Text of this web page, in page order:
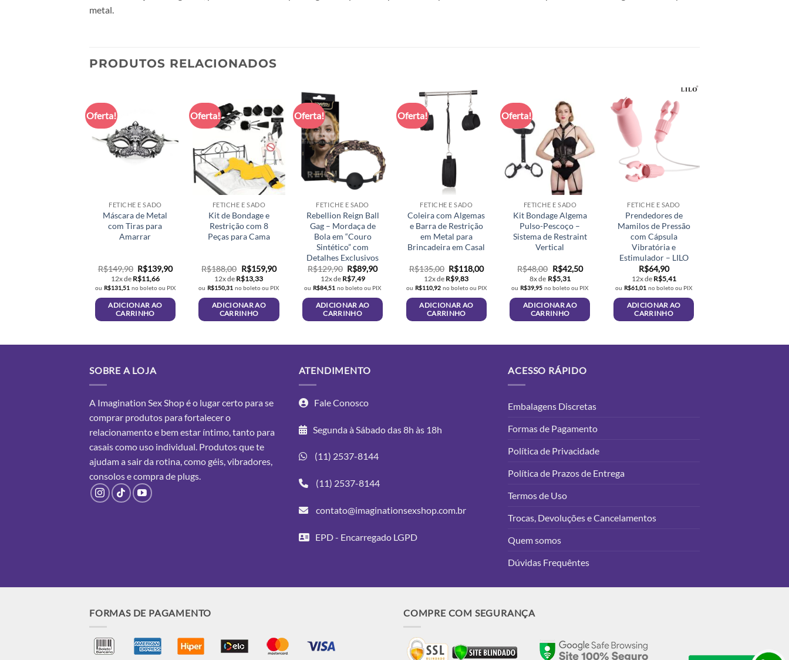
metal.
PRODUTOS RELACIONADOS
Oferta!
FETICHE E SADO
Máscara de Metal
com Tiras para
Amarrar
R$149,90 O
preço
original
era:
R$149,90.
R$139,90O
atual
é:
R$139,90.
12x de R$11,66
ou R$131,51 no boleto ou PIX
ADICIONAR AO
CARRINHO
Oferta!
FETICHE E SADO
Kit de Bondage e
Restrição com 8
Peças para Cama
R$188,00 O
preço
original
era:
R$188,00.
R$159,90O
atual
é:
R$159,90.
12x de R$13,33
ou R$150,31 no boleto ou PIX
ADICIONAR AO
CARRINHO
Oferta!
FETICHE E SADO
Rebellion Reign Ball
Gag – Mordaça de
Bola em “Couro
Sintético” com
Detalhes Exclusivos
R$129,90 O
preço
original
era:
R$129,90.
R$89,90O
atual
é:
R$89,90.
12x de R$7,49
ou R$84,51 no boleto ou PIX
ADICIONAR AO
CARRINHO
Oferta!
FETICHE E SADO
Coleira com Algemas
e Barra de Restrição
em Metal para
Brincadeira em Casal
R$135,00 O
preço
original
era:
R$135,00.
R$118,00O
atual
é:
R$118,00.
12x de R$9,83
ou R$110,92 no boleto ou PIX
ADICIONAR AO
CARRINHO
Oferta!
FETICHE E SADO
Kit Bondage Algema
Pulso-Pescoço –
Sistema de Restraint
Vertical
R$48,00 O
preço
original
era:
R$48,00.
R$42,50O
atual
é:
R$42,50.
8x de R$5,31
ou R$39,95 no boleto ou PIX
ADICIONAR AO
CARRINHO
FETICHE E SADO
Prendedores de
Mamilos de Pressão
com Cápsula
Vibratória e
Estimulador – LILO
R$64,90
12x de R$5,41
ou R$61,01 no boleto ou PIX
ADICIONAR AO
CARRINHO
SOBRE A LOJA
A Imagination Sex Shop é o lugar certo para se
comprar produtos para fortalecer o
relacionamento e bem estar íntimo, tanto para
casais como uso individual. Produtos que te
ajudam a sair da rotina, como géis, vibradores,
consolos ecomprade plugs.
ATENDIMENTO
Fale Conosco
Segunda à Sábado das 8h às 18h
(11) 2537-8144
(11) 2537-8144
contato@imaginationsexshop.com.br
EPD - Encarregado LGPD
ACESSO RÁPIDO
Embalagens Discretas
Formas de Pagamento
Política de Privacidade
Política de Prazos de Entrega
Termos de Uso
Trocas, Devoluções e Cancelamentos
Quem somos
Dúvidas Frequêntes
FORMAS DE PAGAMENTO COMPRE COM SEGURANÇA